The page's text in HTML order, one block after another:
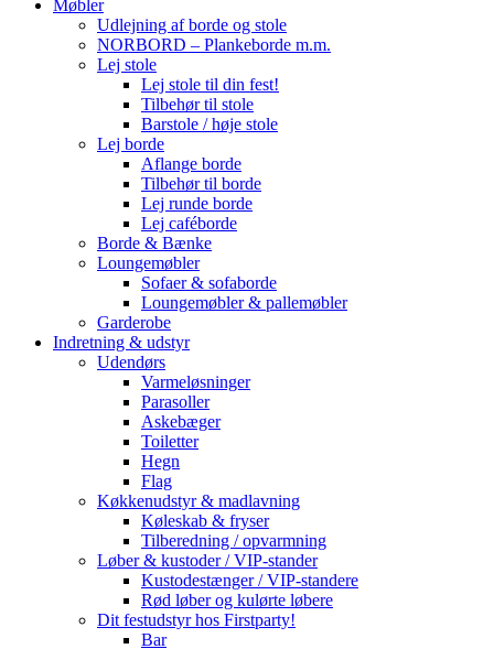
Møbler
Udlejning af borde og stole
NORBORD – Plankeborde m.m.
Lej stole
Lej stole til din fest!
Tilbehør til stole
Barstole / høje stole
Lej borde
Aflange borde
Tilbehør til borde
Lej runde borde
Lej caféborde
Borde & Bænke
Loungemøbler
Sofaer & sofaborde
Loungemøbler & pallemøbler
Garderobe
Indretning & udstyr
Udendørs
Varmeløsninger
Parasoller
Askebæger
Toiletter
Hegn
Flag
Køkkenudstyr & madlavning
Køleskab & fryser
Tilberedning / opvarmning
Løber & kustoder / VIP-stander
Kustodestænger / VIP-standere
Rød løber og kulørte løbere
Dit festudstyr hos Firstparty!
Bar